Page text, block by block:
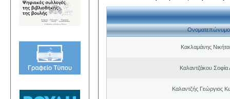
Ονοματεπώνυμο
Κακλαμάνης
Καλαντζάκου Σοφία
Καλαντζής Γεώργιος